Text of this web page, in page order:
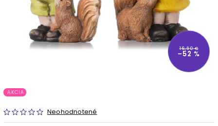
16,90 €
–52 %
AKCIA
Neohodnotené